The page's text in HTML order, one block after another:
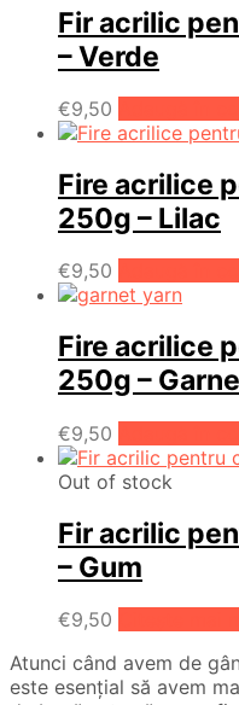
Fir acrilic
– Verde
€9,50
Fire acrilice
250g – Lilac
€9,50
Fire acrilice
250g –
€9,50
Out of stock
Fir acrilic
– Gum
€9,50
Atunci când avem de
este esențial să avem